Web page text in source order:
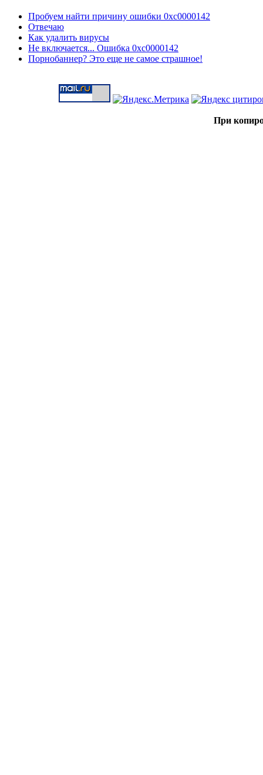
Пробуем найти причину ошибки 0xc0000142
Отвечаю
Как удалить вирусы
Не включается... Ошибка 0xc0000142
Порнобаннер? Это еще не самое страшное!
При